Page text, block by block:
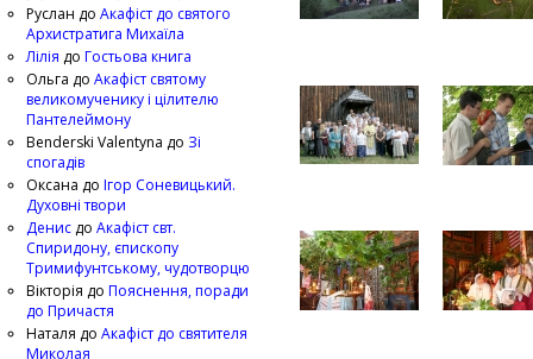
Руслан до Акафіст до святого
Архистратига Михаїла
Лілія до Гостьова книга
Ольга до Акафіст святому
великомученику і цілителю
Пантелеймону
Benderski Valentyna до Зі
спогадів
Оксана до Ігор Соневицький.
Духовні твори
Денис до Акафіст свт.
Спиридону, єпископу
Тримифунтському, чудотворцю
Вікторія до Пояснення, поради
до Причастя
Наталя до Акафіст до святителя
Миколая